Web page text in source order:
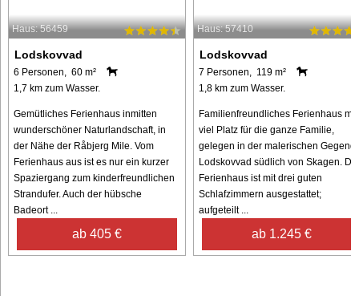
Haus: 56459
Lodskovvad
6 Personen, 60 m²
1,7 km zum Wasser.
Gemütliches Ferienhaus inmitten
wunderschöner Naturlandschaft, in
der Nähe der Råbjerg Mile. Vom
Ferienhaus aus ist es nur ein kurzer
Spaziergang zum kinderfreundlichen
Strandufer. Auch der hübsche
Badeort ...
ab 405 €
Haus: 57410
Lodskovvad
7 Personen, 119 m²
1,8 km zum Wasser.
Familienfreundliches Ferienhaus mit
viel Platz für die ganze Familie,
gelegen in der malerischen Gegend
Lodskovvad südlich von Skagen.
Ferienhaus ist mit drei guten
Schlafzimmern ausgestattet;
aufgeteilt ...
ab 1.245 €